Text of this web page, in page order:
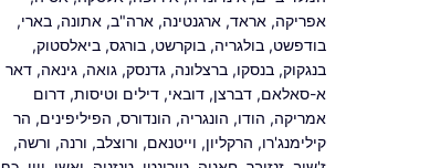
אפריקה, אראד, ארגנטינה, ארה"ב, אתונה, בארי,
בודפשט, בולגריה, בוקרשט, בורגס, ביאלסטוק,
בנגקוק, בנסקו, ברצלונה, גדנסק, גואה, גינאה, דאר
א-סאלאם, דברצן, דובאי, דילים וטיסות, דרום
אמריקה, הודו, הונגריה, הונדורס, הפיליפינים, הר
קילימנג'רו, הרקליון, וייטנאם, ורוצלב, ורנה, ורשה,